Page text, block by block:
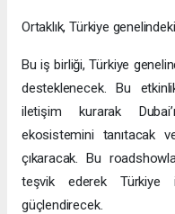
Ortaklık, Türkiye
Bu iş birliği, Türkiye
desteklenecek. Bu
iletişim kurarak
ekosistemini tanıtacak
çıkaracak. Bu
teşvik ederek Türkiye
güçlendirecek.